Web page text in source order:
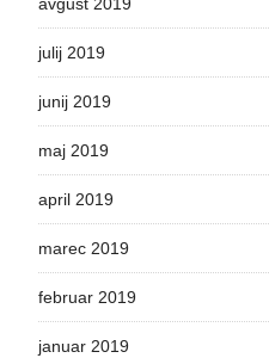
avgust 2019
julij 2019
junij 2019
maj 2019
april 2019
marec 2019
februar 2019
januar 2019